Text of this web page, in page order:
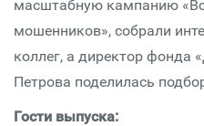
масштабную кампанию
мошенников», собрали
коллег, а директор фонда
Петрова поделилась
Гости выпуска: